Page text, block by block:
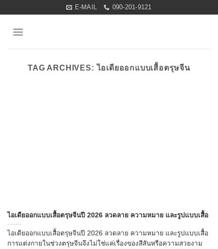
content
E-MAIL 090-201-9121
TAG ARCHIVES:ไอเดียออกแบบเสื้อตรุษจีน
ไอเดียออกแบบเสื้อตรุษจีนปี 2026 ลวดลาย ความหมาย และรูปแบบเสื้อ
ไอเดียออกแบบเสื้อตรุษจีนปี 2026 ลวดลาย ความหมาย และรูปแบบเสื้อ
การแต่งกายในช่วงตรุษจีนจึงไม่ใช่แค่เรื่องของสีสันหรือความสวยงาม